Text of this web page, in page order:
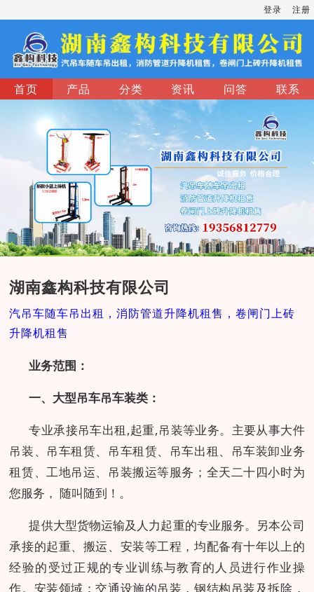
登录 注册
首页 产品 分类 资讯 问答 联系
湖南鑫构科技有限公司
汽吊车随车吊出租，消防管道升降机租售，卷闸门上砖
升降机租售
业务范围：
一、大型吊车吊车装类：
专业承接吊车出租,起重,吊装等业务。主要从事大件
吊装、吊车租赁、吊车租赁、吊车出租、吊车装卸业务
租赁、工地吊运、吊装搬运等服务；全天二十四小时为
您服务， 随叫随到！。
提供大型货物运输及人力起重的专业服务。另本公司
承接的起重、搬运、安装等工程，均配备有十年以上的
经验的受过正规的专业训练与教育的人员进行作业操
作。安装领域：交通设施的吊装，钢结构吊装及拆除，